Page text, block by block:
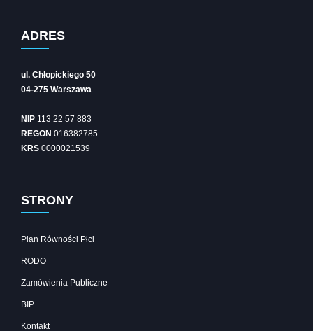
ADRES
ul. Chłopickiego 50
04-275 Warszawa
NIP 113 22 57 883
REGON 016382785
KRS 0000021539
STRONY
Plan Równości Płci
RODO
Zamówienia Publiczne
BIP
Kontakt